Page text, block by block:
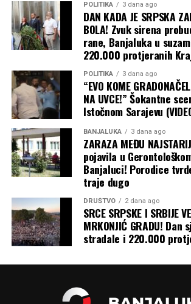
POLITIKA 3 dana ago
DAN KADA JE SRPSKA
BOLA! Zvuk sirena
rane, Banjaluka u
220.000 protjeranih
POLITIKA 3 dana ago
“EVO KOME
NA UVCE!” Šokantne
Istočnom Sarajevu
BANJALUKA 3 dana ago
ZARAZA MEĐU
pojavila u
Banjaluci! Porodice
traje dugo
DRUŠTVO 2 dana ago
SRCE SRPSKE I SRBIJE
MRKONJIĆ GRADU! Dan
stradale i 220.000